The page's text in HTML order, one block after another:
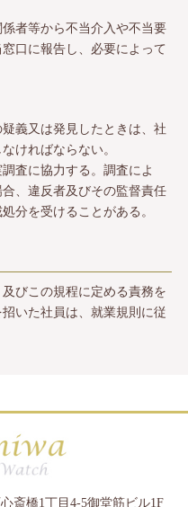
者等から不当介入や不当要
口に報告し、 必要によって
義又は発見したときは、社
ければならない。
査に協力する。調査によ
、 違反者及びその監督責任
分を受けることがある。
びこの規程に定める責務を
いた社員は、 就業規則に従
斎橋1丁目4-5御堂筋ビル1F